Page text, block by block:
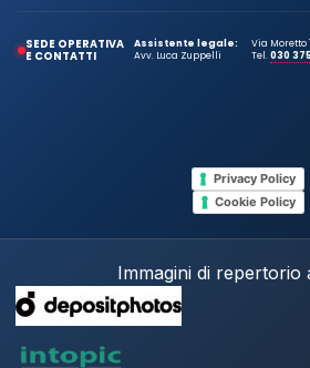
SEDE OPERATIVA
E CONTATTI
Assistente legale:
Avv. Luca Zuppelli
Via Moretto
Tel.030
Privacy Policy
Cookie Policy
Immagini di repertorio